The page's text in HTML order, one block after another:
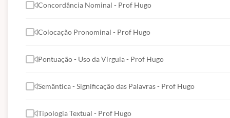
Concordância Nominal - Prof Hugo
Colocação Pronominal - Prof Hugo
Pontuação - Uso da Vírgula - Prof Hugo
Semântica - Significação das Palavras - Prof Hugo
Tipologia Textual - Prof Hugo